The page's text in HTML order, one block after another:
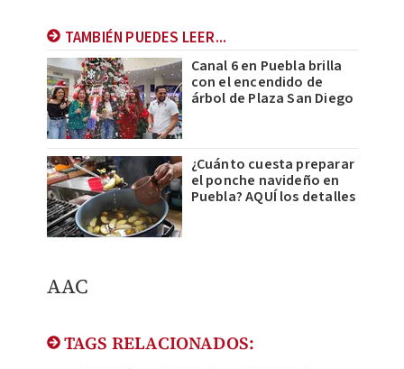
TAMBIÉN PUEDES LEER...
Canal 6 en Puebla brilla
con el encendido de
árbol de Plaza San Diego
¿Cuánto cuesta preparar
el ponche navideño en
Puebla? AQUÍ los detalles
AAC
TAGS RELACIONADOS: